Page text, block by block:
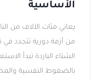
الأساسية
يعاني مئات الآلاف من
من أزمة دورية تتجدد
الشتاء الباردة تبدأ
بالضغوط النفسية